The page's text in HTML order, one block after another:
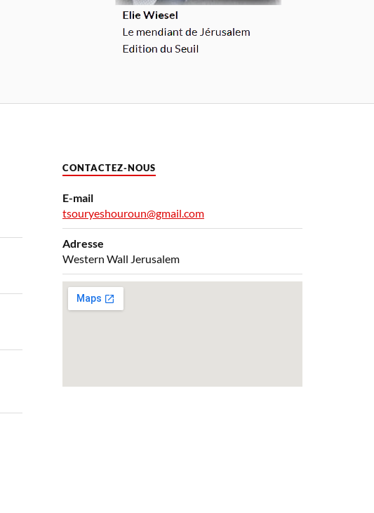
CONTACTEZ-NOUS
E-mail
tsouryeshouroun@gmail.com
Adresse
Western Wall Jerusalem